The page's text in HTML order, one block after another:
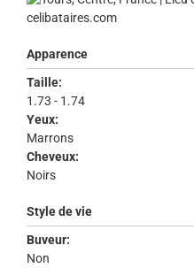
Apparence
Taille:
1.73 - 1.74
Yeux:
Marrons
Cheveux:
Noirs
Style de vie
Buveur:
Non